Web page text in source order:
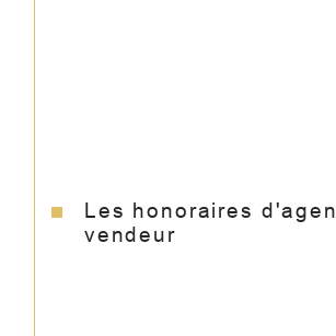
Les honoraires
vendeur